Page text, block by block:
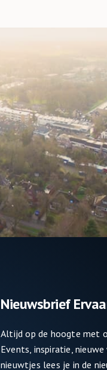
Nieuwsbrief
Altijd op de hoogte met
Events, inspiratie, nieuwe
nieuwtjes lees je in de